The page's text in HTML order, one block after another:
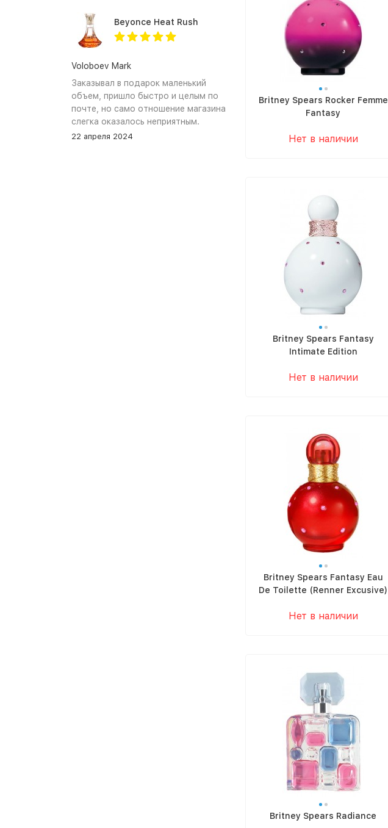
Britney Spears Rocker Femme
Fantasy
Нет в наличии
Britney Spears Fantasy
Intimate Edition
Нет в наличии
Britney Spears Fantasy Eau
De Toilette (Renner Excusive)
Нет в наличии
Britney Spears Radiance
find it again.
Beyonce Heat Rush
Voloboev Mark
Заказывал в подарок маленький
объем, пришло быстро и целым по
почте, но само отношение магазина
слегка оказалось неприятным.
Сначала обещали связться, но
22 апреля 2024